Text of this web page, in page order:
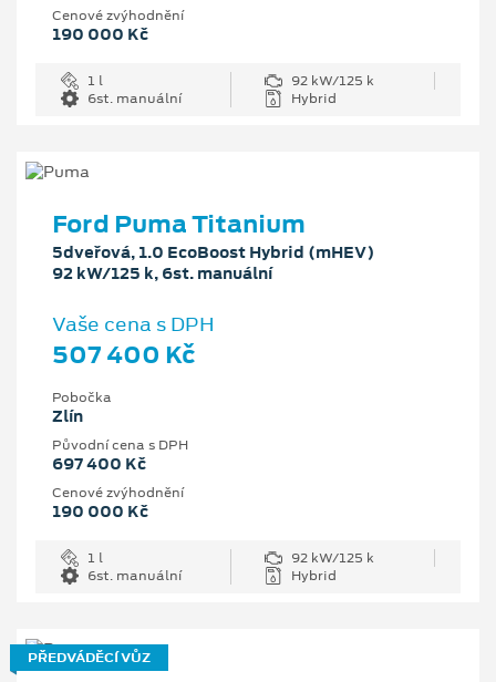
Cenové zvýhodnění
190 000 Kč
1 l
92 kW/125 k
6st. manuální
Hybrid
Ford Puma Titanium
5dveřová, 1.0 EcoBoost Hybrid (mHEV)
92 kW/125 k, 6st. manuální
Vaše cena s DPH
507 400 Kč
Pobočka
Zlín
Původní cena s DPH
697 400 Kč
Cenové zvýhodnění
190 000 Kč
1 l
92 kW/125 k
6st. manuální
Hybrid
PŘEDVÁDĚCÍ VŮZ